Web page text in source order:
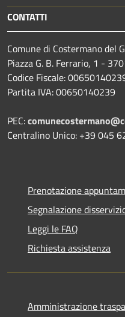
CONTATTI
Comune di Costermano del
Piazza G. B. Ferrario, 1 -
Codice Fiscale:
Partita IVA: 00650140239
PEC:
Centralino Unico: +39 045
Prenotazione
Segnalazione
Leggi le FAQ
Richiesta assistenza
Amministrazione